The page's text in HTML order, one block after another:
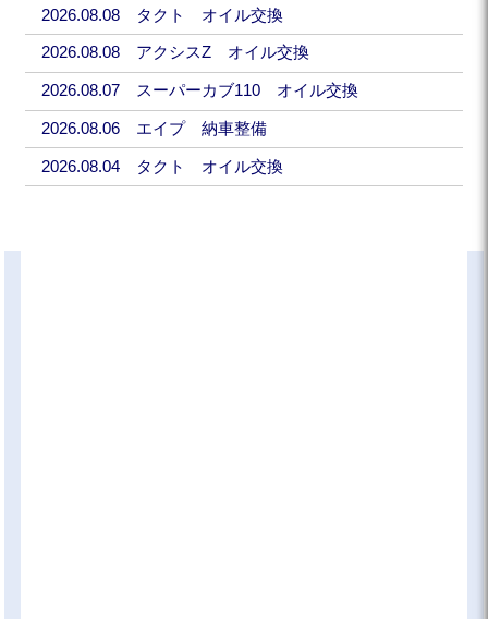
2026.08.08 タクト オイル交換
2026.08.08 アクシスZ オイル交換
2026.08.07 スーパーカブ110 オイル交換
2026.08.06 エイプ 納車整備
2026.08.04 タクト オイル交換